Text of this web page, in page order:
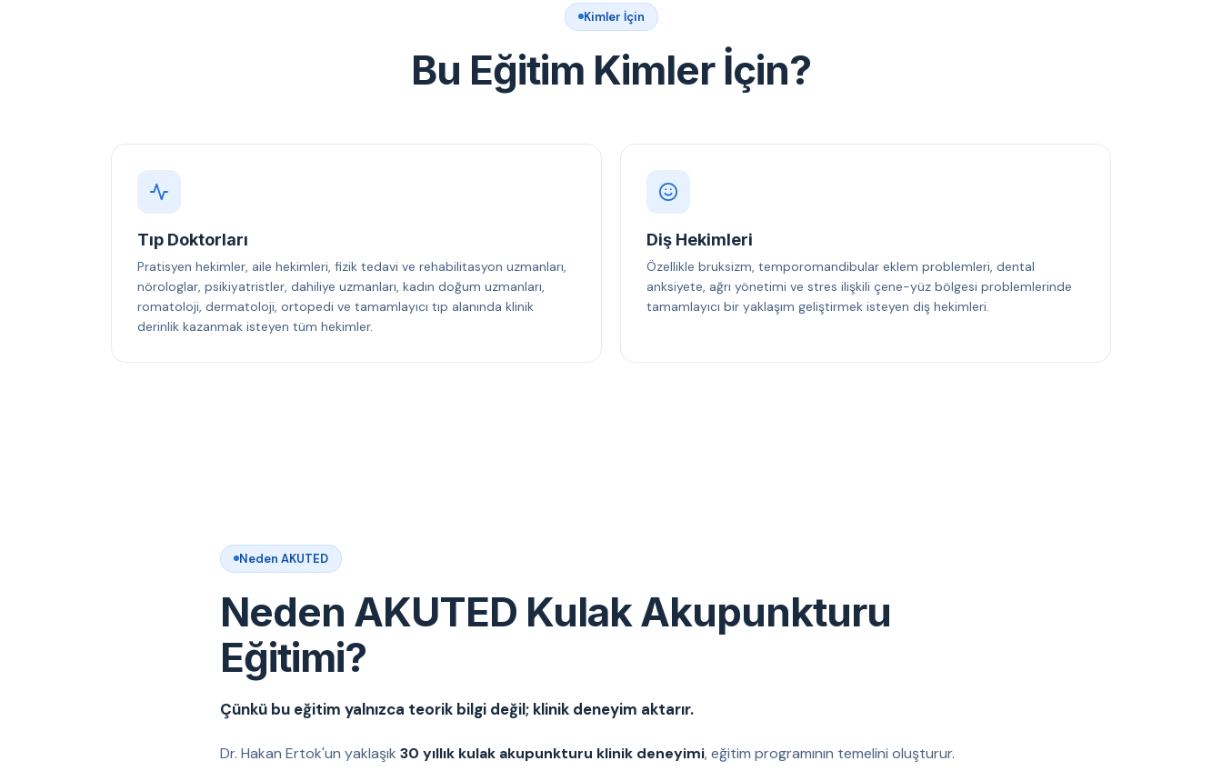
Kimler İçin
Bu Eğitim Kimler İçin?
Tıp Doktorları
Pratisyen hekimler, aile hekimleri, fizik tedavi ve rehabilitasyon uzmanları,
nörologlar, psikiyatristler, dahiliye uzmanları, kadın doğum uzmanları,
romatoloji, dermatoloji, ortopedi ve tamamlayıcı tıp alanında klinik
derinlik kazanmak isteyen tüm hekimler.
Diş Hekimleri
Özellikle bruksizm, temporomandibular eklem problemleri, dental
anksiyete, ağrı yönetimi ve stres ilişkili çene-yüz bölgesi problemlerinde
tamamlayıcı bir yaklaşım geliştirmek isteyen diş hekimleri.
Neden AKUTED
Neden AKUTED Kulak Akupunkturu
Eğitimi?
Çünkü bu eğitim yalnızca teorik bilgi değil; klinik deneyim aktarır.
Dr. Hakan Ertok'un yaklaşık 30 yıllık kulak akupunkturu klinik deneyimi, eğitim programının temelini oluşturur.